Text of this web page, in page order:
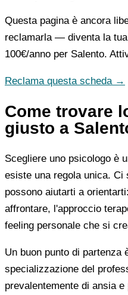
Questa pagina è ancora
reclamarla — diventa la
100€/anno per Salento.
Reclama questa scheda →
Come trovare
giusto a
Scegliere uno psicologo è
esiste una regola unica. Ci
possono aiutarti a
affrontare, l'approccio
feeling personale che si
Un buon punto di partenza
specializzazione del
prevalentemente di ansia